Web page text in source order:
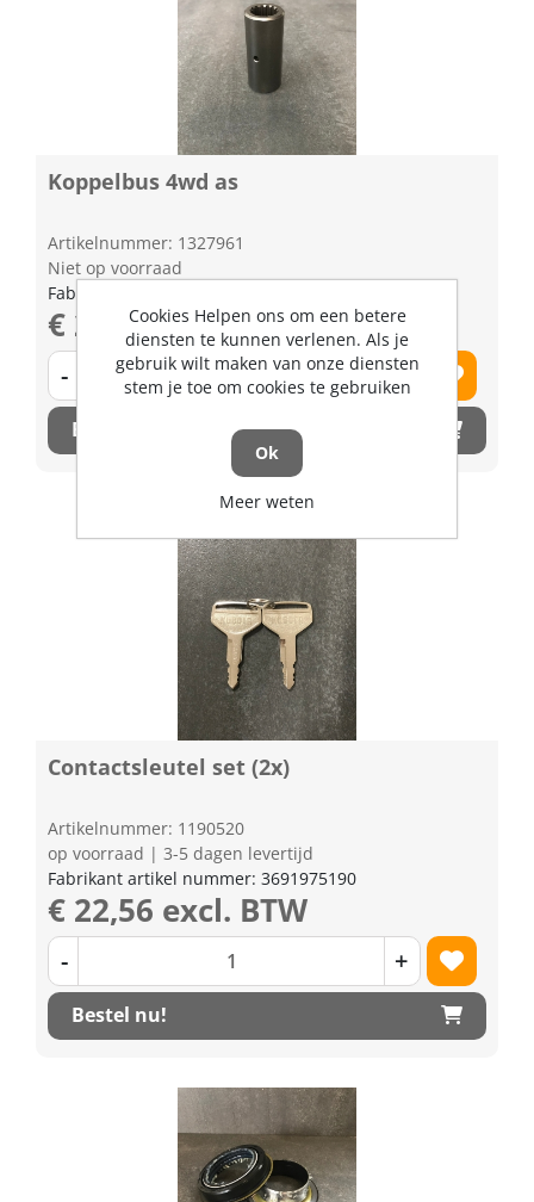
Koppelbus 4wd as
Artikelnummer: 1327961
Niet op voorraad
Fabrikant artikel nummer: T007014710
€ 24,36 excl. BTW
- +
Bestel nu!
Contactsleutel set (2x)
Artikelnummer: 1190520
op voorraad | 3-5 dagen levertijd
Fabrikant artikel nummer: 3691975190
€ 22,56 excl. BTW
- +
Bestel nu!
Cookies Helpen ons om een betere
diensten te kunnen verlenen. Als je
gebruik wilt maken van onze diensten
stem je toe om cookies te gebruiken
Ok
Meer weten